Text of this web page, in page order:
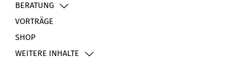
BERATUNG
VORTRÄGE
SHOP
WEITERE INHALTE